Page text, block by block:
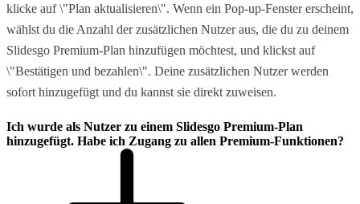
klicke auf \"Plan aktualisieren\". Wenn ein Pop-up-Fenster erscheint,
wählst du die Anzahl der zusätzlichen Nutzer aus, die du zu deinem
Slidesgo Premium-Plan hinzufügen möchtest, und klickst auf
\"Bestätigen und bezahlen\". Deine zusätzlichen Nutzer werden
sofort hinzugefügt und du kannst sie direkt zuweisen.
Ich wurde als Nutzer zu einem Slidesgo Premium-Plan
hinzugefügt. Habe ich Zugang zu allen Premium-Funktionen?